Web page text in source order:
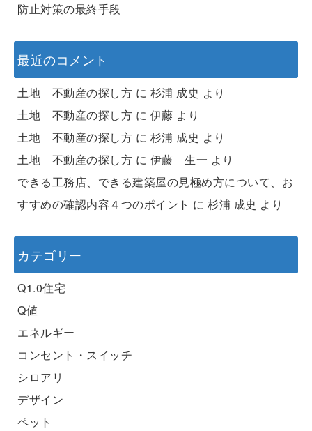
防止対策の最終手段
最近のコメント
土地 不動産の探し方 に 杉浦 成史 より
土地 不動産の探し方 に 伊藤 より
土地 不動産の探し方 に 杉浦 成史 より
土地 不動産の探し方 に 伊藤 生一 より
できる工務店、できる建築屋の見極め方について、お
すすめの確認内容４つのポイント に 杉浦 成史 より
カテゴリー
Q1.0住宅
Q値
エネルギー
コンセント・スイッチ
シロアリ
デザイン
ペット